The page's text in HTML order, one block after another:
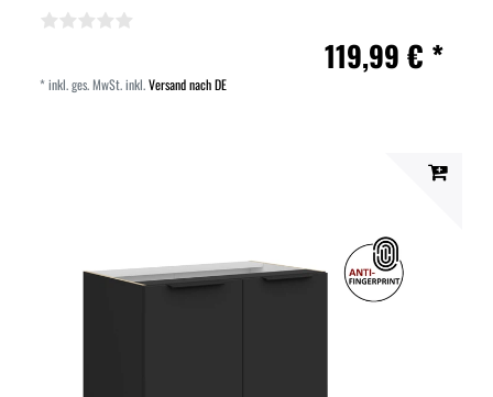
119,99 € *
*inkl. ges. MwSt.inkl.Versand nach DE